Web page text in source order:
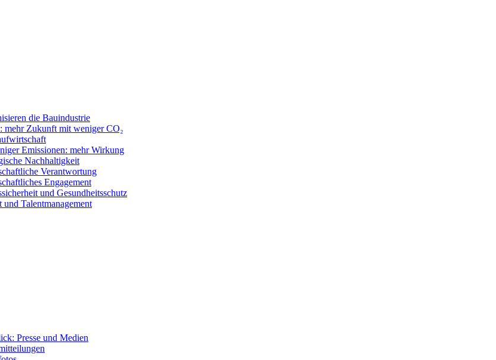
die Bauindustrie
mehr Zukunft mit weniger CO₂
Emissionen: mehr Wirkung
Nachhaltigkeit
Verantwortung
Engagement
und Gesundheitsschutz
und Talentmanagement
Presse und Medien